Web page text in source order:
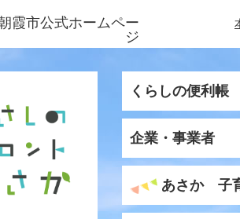
霞市公式ホームペー
ジ
くらしの便利帳
企業・事業者
あさか 子